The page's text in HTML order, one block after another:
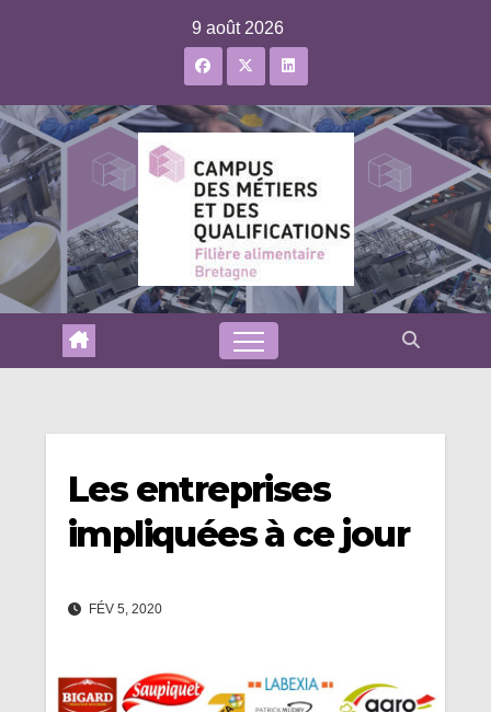
9 août 2026
Les entreprises
impliquées à ce jour
FÉV 5, 2020